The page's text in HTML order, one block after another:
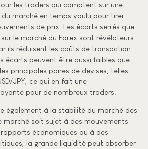
les traders qui comptent sur une
marché en temps voulu pour tirer
de prix. Les écarts serrés que
le marché du Forex sont révélateurs
ils réduisent les coûts de transaction
écarts peuvent être aussi faibles que
principales paires de devises, telles
JPY, ce qui en fait une
pour de nombreux traders.
également à la stabilité du marché des
marché soit sujet à des mouvements
économiques ou à des
la grande liquidité peut absorber